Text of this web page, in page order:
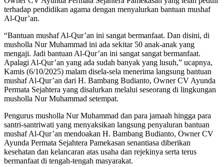
terhadap pendidikan agama dengan menyalurkan bantuan mushaf
Al-Qur’an.
“Bantuan mushaf Al-Qur’an ini sangat bermanfaat. Dan disini, di
musholla Nur Muhammad ini ada sekitar 50 anak-anak yang
mengaji. Jadi bantuan Al-Qur’an ini sangat sangat bermanfaat.
Apalagi Al-Qur’an yang ada sudah banyak yang lusuh,” ucapnya,
Kamis (6/10/2025) malam disela-sela menerima langsung bantuan
mushaf Al-Qur’an dari H. Bambang Budianto, Owner CV Ayunda
Permata Sejahtera yang disalurkan melalui seseorang di lingkungan
musholla Nur Muhammad setempat.
Pengurus musholla Nur Muhammad dan para jamaah hingga para
santri-santriwati yang menyaksikan langsung penyaluran bantuan
mushaf Al-Qur’an mendoakan H. Bambang Budianto, Owner CV
Ayunda Permata Sejahtera Pamekasan senantiasa diberikan
kesehatan dan kelancaran atas usaha dan rejekinya serta terus
bermanfaat di tengah-tengah masyarakat.